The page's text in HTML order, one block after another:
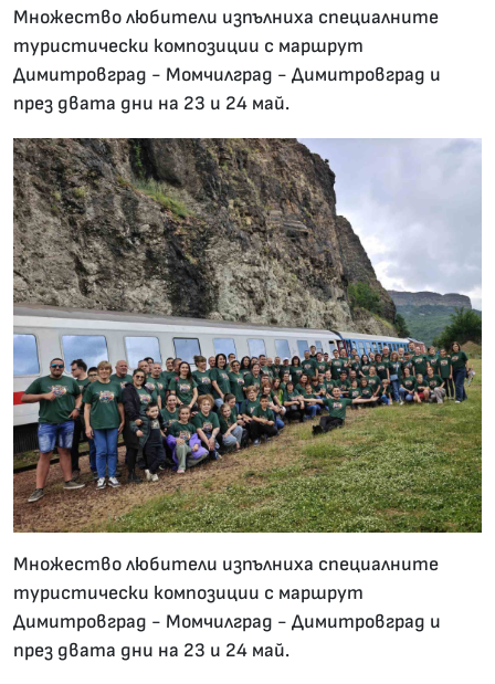
Множество любители изпълниха специалните
туристически композиции с маршрут
Димитровград - Момчилград - Димитровград и
през двата дни на 23 и 24 май.
Множество любители изпълниха специалните
туристически композиции с маршрут
Димитровград - Момчилград - Димитровград и
през двата дни на 23 и 24 май.